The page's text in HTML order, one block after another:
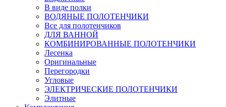
В виде полки
ВОДЯНЫЕ ПОЛОТЕНЧИКИ
Все для полотенчиков
ДЛЯ ВАННОЙ
КОМБИНИРОВАННЫЕ ПОЛОТЕНЧИКИ
Лесенка
Оригинальные
Перегородки
Угловые
ЭЛЕКТРИЧЕСКИЕ ПОЛОТЕНЧИКИ
Элитные